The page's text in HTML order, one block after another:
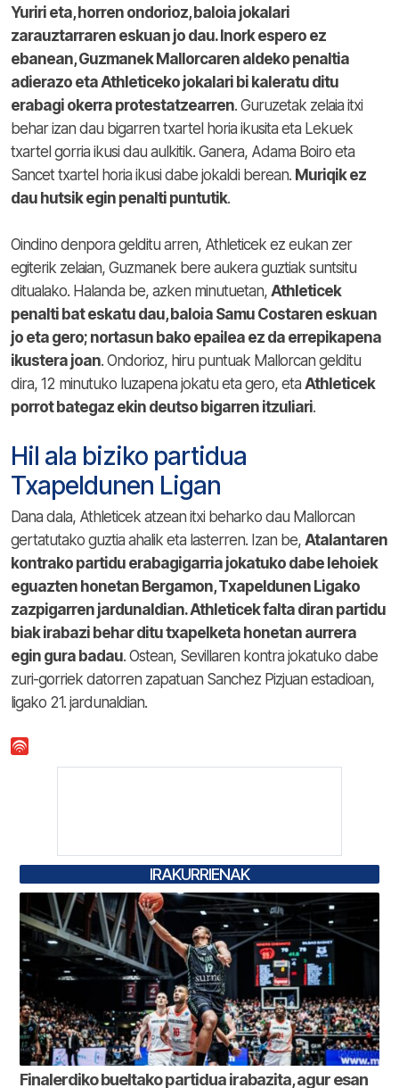
Yuriri eta, horren ondorioz, baloia jokalari
zarauztarraren eskuan jo dau. Inork espero ez
ebanean, Guzmanek Mallorcaren aldeko penaltia
adierazo eta Athleticeko jokalari bi kaleratu ditu
erabagi okerra protestatzearren. Guruzetak zelaia itxi
behar izan dau bigarren txartel horia ikusita eta Lekuek
txartel gorria ikusi dau aulkitik. Ganera, Adama Boiro eta
Sancet txartel horia ikusi dabe jokaldi berean. Muriqik ez
dau hutsik egin penalti puntutik.
Oindino denpora gelditu arren, Athleticek ez eukan zer
egiterik zelaian, Guzmanek bere aukera guztiak suntsitu
ditualako. Halanda be, azken minutuetan, Athleticek
penalti bat eskatu dau, baloia Samu Costaren eskuan
jo eta gero; nortasun bako epailea ez da errepikapena
ikustera joan. Ondorioz, hiru puntuak Mallorcan gelditu
dira, 12 minutuko luzapena jokatu eta gero, eta Athleticek
porrot bategaz ekin deutso bigarren itzuliari.
Hil ala biziko partidua
Txapeldunen Ligan
Dana dala, Athleticek atzean itxi beharko dau Mallorcan
gertatutako guztia ahalik eta lasterren. Izan be, Atalantaren
kontrako partidu erabagigarria jokatuko dabe lehoiek
eguazten honetan Bergamon, Txapeldunen Ligako
zazpigarren jardunaldian. Athleticek falta diran partidu
biak irabazi behar ditu txapelketa honetan aurrera
egin gura badau. Ostean, Sevillaren kontra jokatuko dabe
zuri-gorriek datorren zapatuan Sanchez Pizjuan estadioan,
ligako 21. jardunaldian.
IRAKURRIENAK
Finalerdiko bueltako partidua irabazita, agur esan